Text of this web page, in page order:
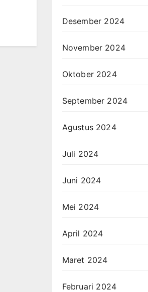
Desember 2024
November 2024
Oktober 2024
September 2024
Agustus 2024
Juli 2024
Juni 2024
Mei 2024
April 2024
Maret 2024
Februari 2024